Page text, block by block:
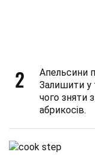
2
Апельсини
Залишити у
чого зняти
абрикосів.